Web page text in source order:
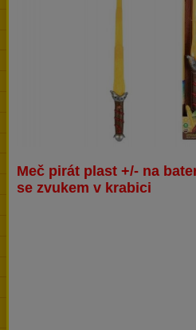
Meč pirát plast +/- na
se zvukem v krabici